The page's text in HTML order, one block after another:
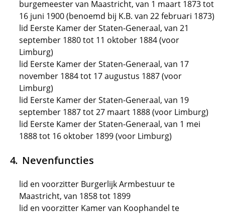
burgemeester van Maastricht, van 1 maart 1873 tot
16 juni 1900 (benoemd bij K.B. van 22 februari 1873)
lid Eerste Kamer der Staten-Generaal, van 21
september 1880 tot 11 oktober 1884 (voor
Limburg)
lid Eerste Kamer der Staten-Generaal, van 17
november 1884 tot 17 augustus 1887 (voor
Limburg)
lid Eerste Kamer der Staten-Generaal, van 19
september 1887 tot 27 maart 1888 (voor Limburg)
lid Eerste Kamer der Staten-Generaal, van 1 mei
1888 tot 16 oktober 1899 (voor Limburg)
Nevenfuncties
lid en voorzitter Burgerlijk Armbestuur te
Maastricht, van 1858 tot 1899
lid en voorzitter Kamer van Koophandel te